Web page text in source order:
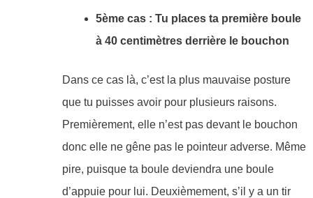
5ème cas : Tu places ta première boule
à 40 centimètres derrière le bouchon
Dans ce cas là, c’est la plus mauvaise posture
que tu puisses avoir pour plusieurs raisons.
Premièrement, elle n’est pas devant le bouchon
donc elle ne gêne pas le pointeur adverse. Même
pire, puisque ta boule deviendra une boule
d’appuie pour lui. Deuxièmement, s’il y a un tir